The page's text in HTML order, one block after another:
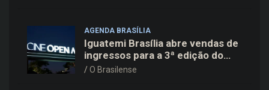
AGENDA BRASÍLIA
Iguatemi Brasília abre vendas de
ingressos para a 3ª edição do
Cine Open Air
O Brasilense